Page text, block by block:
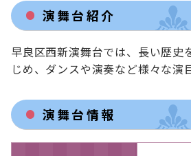
演舞台紹介
早良区西新演舞台では、長い歴史
じめ、ダンスや演奏など様々な演
演舞台情報